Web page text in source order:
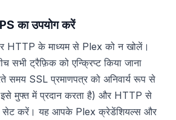
का उपयोग करें
HTTP के माध्यम से Plex को न खोलें।
सभी ट्रैफ़िक को एन्क्रिप्ट किया जाना
समय SSL प्रमाणपत्र को अनिवार्य रूप से
मुफ्त में प्रदान करता है) और HTTP से
सेट करें। यह आपके Plex क्रेडेंशियल्स और